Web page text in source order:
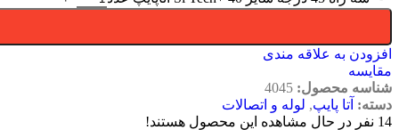
افزودن به علاقه مندی
مقایسه
شناسه محصول: 4045
دسته: آتا پایپ, لوله و اتصالات
14 نفر در حال مشاهده این محصول هستند!